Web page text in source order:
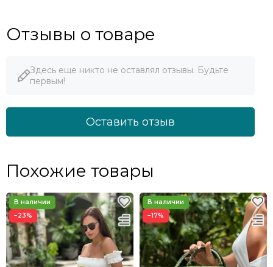
Отзывы о товаре
Здесь еще никто не оставлял отзывы. Будьте
первым!
Оставить отзыв
Похожие товары
−23% −17%